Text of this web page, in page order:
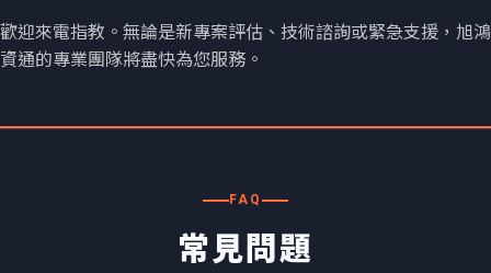
歡迎來電指教。無論是新專案評估、技術諮詢或緊急支援，旭鴻
資通的專業團隊將盡快為您服務。
FAQ
常見問題